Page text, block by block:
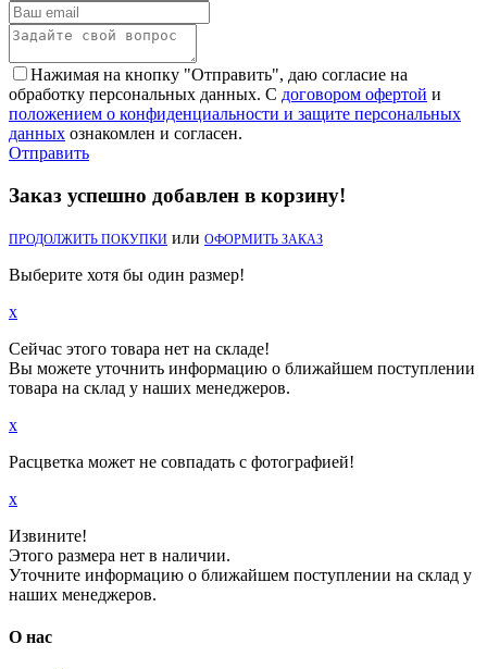
Нажимая на кнопку "Отправить", даю согласие на
обработку персональных данных. С договором офертой и
положением о конфиденциальности и защите персональных
данных ознакомлен и согласен.
Отправить
Заказ успешно добавлен в корзину!
ПРОДОЛЖИТЬ ПОКУПКИ или ОФОРМИТЬ ЗАКАЗ
Выберите хотя бы один размер!
x
Сейчас этого товара нет на складе!
Вы можете уточнить информацию о ближайшем поступлении
товара на склад у наших менеджеров.
x
Расцветка может не совпадать с фотографией!
x
Извините!
Этого размера нет в наличии.
Уточните информацию о ближайшем поступлении на склад у
наших менеджеров.
О нас